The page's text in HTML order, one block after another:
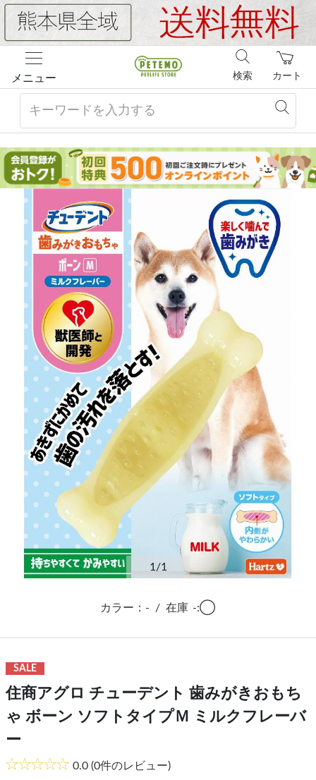
メニュー カート
検索
1/1
カラー：- / 在庫 -:◯
SALE
住商アグロ チューデント 歯みがきおもち
ゃ ボーン ソフトタイプＭ ミルクフレーバ
ー
0.0 (0件のレビュー)